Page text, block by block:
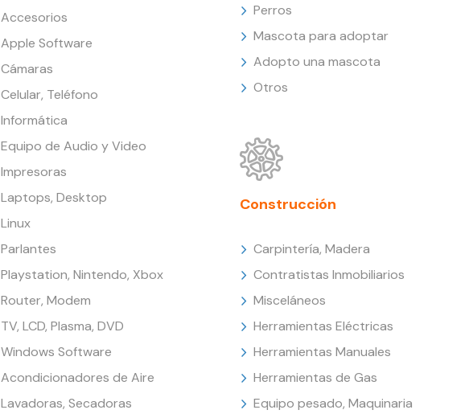
Accesorios
Apple Software
Cámaras
Celular, Teléfono
Informática
Equipo de Audio y Video
Impresoras
Laptops, Desktop
Linux
Parlantes
Playstation, Nintendo, Xbox
Router, Modem
TV, LCD, Plasma, DVD
Windows Software
Acondicionadores de Aire
Lavadoras, Secadoras
Perros
Mascota para adoptar
Adopto una mascota
Otros
Construcción
Carpintería, Madera
Contratistas Inmobiliarios
Misceláneos
Herramientas Eléctricas
Herramientas Manuales
Herramientas de Gas
Equipo pesado, Maquinaria